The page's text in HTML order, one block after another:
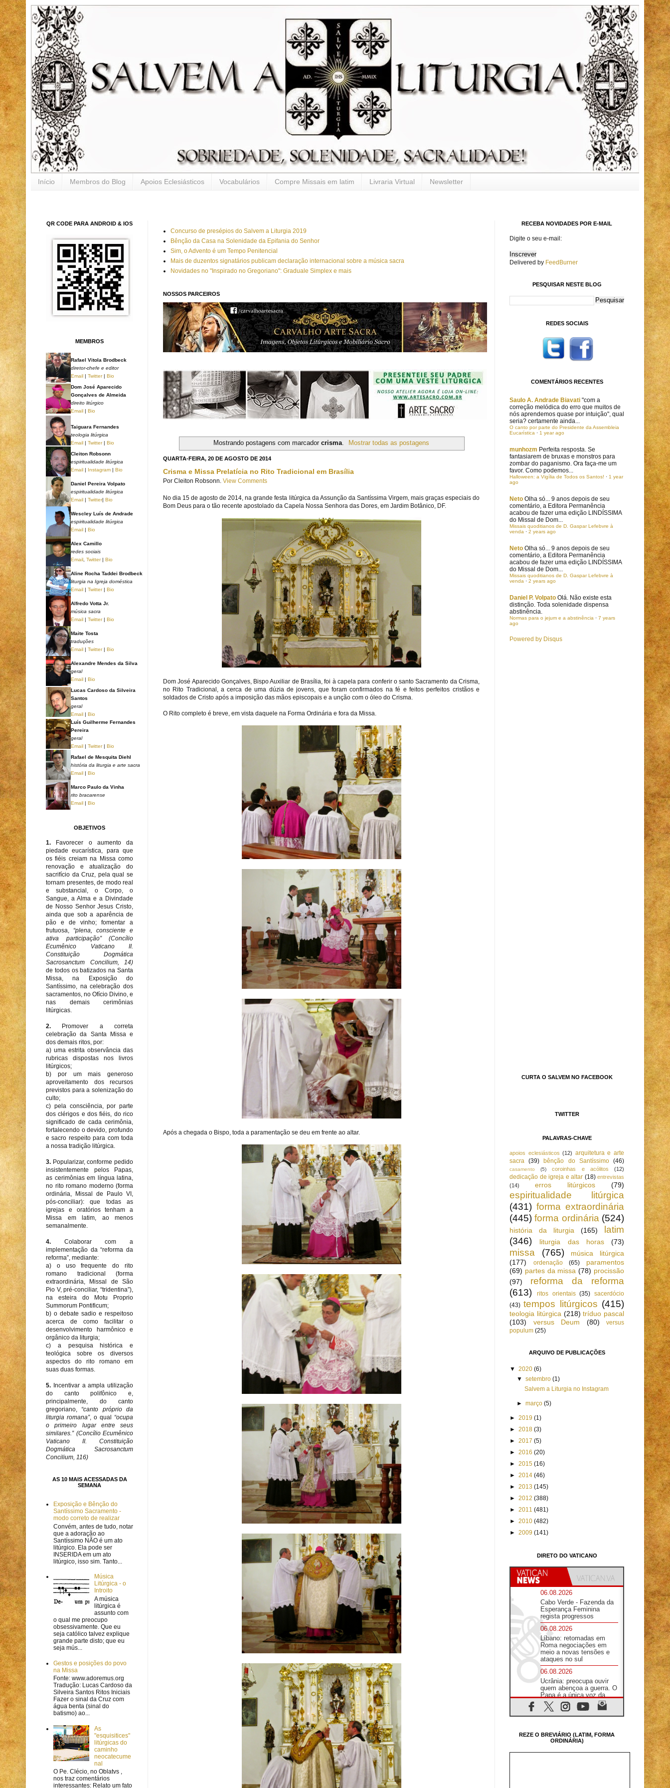
Início Membros do Blog Apoios Eclesiásticos Vocabulários Compre Missais em latim Livraria Virtual Newsletter
Concurso de presépios do Salvem a Liturgia 2019
Bênção da Casa na Solenidade da Epifania do Senhor
Sim, o Advento é um Tempo Penitencial
Mais de duzentos signatários publicam declaração internacional sobre a música sacra
Novidades no "Inspirado no Gregoriano": Graduale Simplex e mais
NOSSOS PARCEIROS
Mostrando postagens com marcador crisma. Mostrar todas as postagens
QUARTA-FEIRA, 20 DE AGOSTO DE 2014
Crisma e Missa Prelatícia no Rito Tradicional em Brasília
Por Cleiton Robsonn. View Comments
No dia 15 de agosto de 2014, na grande festa litúrgica da Assunção da Santíssima Virgem, mais graças especiais do
Bom Deus para o tão recente apostolado da Capela Nossa Senhora das Dores, em Jardim Botânico, DF.
Dom José Aparecido Gonçalves, Bispo Auxiliar de Brasília, foi à capela para conferir o santo Sacramento da Crisma,
no Rito Tradicional, a cerca de uma dúzia de jovens, que foram confirmados na fé e feitos perfeitos cristãos e
soldados de Cristo após a imposição das mãos episcopais e a unção com o óleo do Crisma.
O Rito completo é breve, em vista daquele na Forma Ordinária e fora da Missa.
Após a chegada o Bispo, toda a paramentação se deu em frente ao altar.
QR CODE PARA ANDROID & IOS
MEMBROS
Rafael Vitola Brodbeck
diretor-chefe e editor
Email | Twitter| Bio
Dom José Aparecido
Gonçalves de Almeida
direito litúrgico
Email | Bio
Taiguara Fernandes
teologia litúrgica
Email | Twitter| Bio
Cleiton Robsonn
espiritualidade litúrgica
Email | Instagram | Bio
Daniel Pereira Volpato
espiritualidade litúrgica
Email | Twitter| Bio
Wescley Luís de Andrade
espiritualidade litúrgica
Email | Bio
Alex Camillo
redes sociais
Email Twitter| Bio
Aline Rocha Taddei Brodbeck
liturgia na Igreja doméstica
Email | Twitter| Bio
Alfredo Votta Jr.
música sacra
Email | Twitter| Bio
Maite Tosta
traduções
Email | Twitter| Bio
Alexandre Mendes da Silva
geral
Email | Bio
Lucas Cardoso da Silveira
Santos
geral
Email | Bio
Luís Guilherme Fernandes
Pereira
geral
Email | Twitter| Bio
Rafael de Mesquita Diehl
história da liturgia e arte sacra
Email | Bio
Marco Paulo da Vinha
rito bracarense
Email | Bio
OBJETIVOS
1. Favorecer o aumento da
piedade eucarística, para que
os fiéis creiam na Missa como
renovação e atualização do
sacrifício da Cruz, pela qual se
tornam presentes, de modo real
e substancial, o Corpo, o
Sangue, a Alma e a Divindade
de Nosso Senhor Jesus Cristo,
ainda que sob a aparência de
pão e de vinho; fomentar a
frutuosa, “plena, consciente e
ativa participação” (Concílio
Ecumênico Vaticano II.
Constituição Dogmática
Sacrosanctum Concilium, 14)
de todos os batizados na Santa
Missa, na Exposição do
Santíssimo, na celebração dos
sacramentos, no Ofício Divino, e
nas demais cerimônias
litúrgicas.
2.
Promover a correta
celebração da Santa Missa e
dos demais ritos, por:
a) uma estrita observância das
rubricas dispostas nos livros
litúrgicos;
b) por um mais generoso
aproveitamento dos recursos
previstos para a solenização do
culto;
c) pela consciência, por parte
dos clérigos e dos fiéis, do rico
significado de cada cerimônia,
fortalecendo o devido, profundo
e sacro respeito para com toda
a nossa tradição litúrgica.
3. Popularizar, conforme pedido
insistentemente pelos Papas,
as cerimônias em língua latina,
no rito romano moderno (forma
ordinária, Missal de Paulo VI,
pós-conciliar): que todas as
igrejas e oratórios tenham a
Missa em latim, ao menos
semanalmente.
4. Colaborar com a
implementação da “reforma da
reforma”, mediante:
a) o uso frequente do rito
romano tradicional (forma
extraordinária, Missal de São
Pio V, pré-conciliar, “tridentina”),
na esteira do Motu Proprio
Summorum Pontificum;
b) o debate sadio e respeitoso
acerca de como facilitar o
desenvolvimento harmônico e
orgânico da liturgia;
c) a pesquisa histórica e
teológica sobre os diversos
aspectos do rito romano em
suas duas formas.
5. Incentivar a ampla utilização
do canto polifônico e,
principalmente, do canto
gregoriano, “canto próprio da
liturgia romana”, o qual “ocupa
o primeiro lugar entre seus
similares.” (Concílio Ecumênico
Vaticano II. Constituição
Dogmática Sacrosanctum
Concilium, 116)
AS 10 MAIS ACESSADAS DA
SEMANA
Exposição e Bênção do
Santíssimo Sacramento -
modo correto de realizar
Convém, antes de tudo, notar
que a adoração ao
Santíssimo NÃO é um ato
litúrgico. Ela pode ser
INSERIDA em um ato
litúrgico, isso sim. Tanto...
Música
Litúrgica - o
Introito
A música
litúrgica é
assunto com
o qual me preocupo
obsessivamente. Que eu
seja católico talvez explique
grande parte disto; que eu
seja mús...
Gestos e posições do povo
na Missa
Fonte: www.adoremus.org
Tradução: Lucas Cardoso da
Silveira Santos Ritos Iniciais
Fazer o sinal da Cruz com
água benta (sinal do
batismo) ao...
As
"esquisitices"
litúrgicas do
caminho
neocatecume
nal
O Pe. Clécio, no Oblatvs ,
nos traz comentários
interessantes: Relato um fato
RECEBA NOVIDADES POR E-MAIL
Digite o seu e-mail:
Delivered by FeedBurner
PESQUISAR NESTE BLOG
REDES SOCIAIS
COMENTÁRIOS RECENTES
Saulo A. Andrade Biavati "com a
correção melódica do erro que muitos de
nós aprendemos quase por intuição", qual
seria? certamente ainda...
O canto por parte do Presidente da Assembleia
Eucarística · 1 year ago
munhozm Perfeita resposta. Se
fantasiarem de bruxas e monstros para
zombar do paganismo. Ora faça-me um
favor. Como podemos...
Halloween: a Vigília de Todos os Santos! · 1 year
ago
Neto Olha só... 9 anos depois de seu
comentário, a Editora Permanência
acabou de fazer uma edição LINDÍSSIMA
do Missal de Dom...
Missais quoditianos de D. Gaspar Lefebvre à
venda · 2 years ago
Neto Olha só... 9 anos depois de seu
comentário, a Editora Permanência
acabou de fazer uma edição LINDÍSSIMA
do Missal de Dom...
Missais quoditianos de D. Gaspar Lefebvre à
venda · 2 years ago
Daniel P. Volpato Olá. Não existe esta
distinção. Toda solenidade dispensa
abstinência.
Normas para o jejum e a abstinência · 7 years
ago
Powered by Disqus
CURTA O SALVEM NO FACEBOOK
TWITTER
PALAVRAS-CHAVE
apoios eclesiásticos (12) arquitetura e arte
sacra (39) bênção do Santíssimo (46)
casamento (5) coroinhas e acólitos (12)
dedicação de igreja e altar (18) entrevistas
(14)
erros litúrgicos (79)
espiritualidade litúrgica
(431) forma extraordinária
(445) forma ordinária (524)
história da liturgia (165)
latim
(346)
liturgia das horas (73)
missa (765)
música litúrgica
(177)
ordenação (65)
paramentos
(69) partes da missa (78) procissão
(97)
reforma da reforma
(613)
ritos orientais (35) sacerdócio
(43) tempos litúrgicos (415)
teologia litúrgica (218) tríduo pascal
(103)
versus Deum (80)
versus
populum (25)
ARQUIVO DE PUBLICAÇÕES
▼ 2020 (6)
▼setembro(1)
Salvem a Liturgia no Instagram
►março(5)
► 2019 (1)
► 2018 (3)
► 2017 (5)
► 2016 (20)
► 2015 (16)
► 2014 (46)
► 2013 (145)
► 2012 (388)
► 2011 (481)
► 2010 (482)
► 2009 (141)
DIRETO DO VATICANO
06.08.2026
Cabo Verde - Fazenda da
Esperança Feminina
regista progressos
06.08.2026
Líbano: retomadas em
Roma negociações em
meio a novas tensões e
ataques no sul
06.08.2026
Ucrânia: preocupa ouvir
quem abençoa a guerra. O
Papa é a única voz da
paz, diz núncio
06.08.2026
do Papa Leão à Argentina
é uma homenagem a
Francisco
REZE O BREVIÁRIO (LATIM, FORMA
ORDINÁRIA)